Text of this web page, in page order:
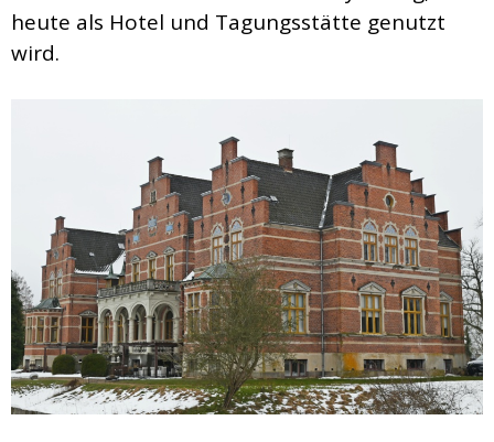
heute als Hotel und Tagungsstätte genutzt
wird.